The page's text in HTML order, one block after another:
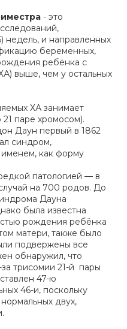
- это
недель, и направленных
беременных,
ребёнка с
выше, чем у остальных
ХА занимает
паре хромосом).
Даун первый в 1862
синдром,
именем, как форму
патологией — в
на 700 родов. До
Дауна
была известна
рождения ребёнка
матери, также было
подвержены все
обнаружил, что
трисомии 21-й пары
47-ю
46-и, поскольку
двух,